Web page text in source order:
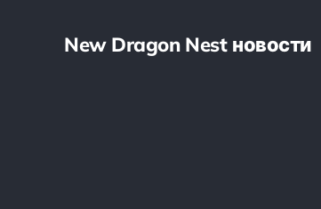
New Dragon Nest новости